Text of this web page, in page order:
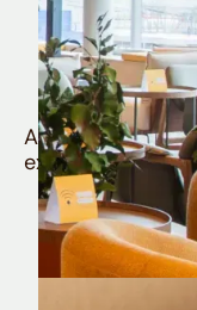
Aproveite todos
exclusivas da